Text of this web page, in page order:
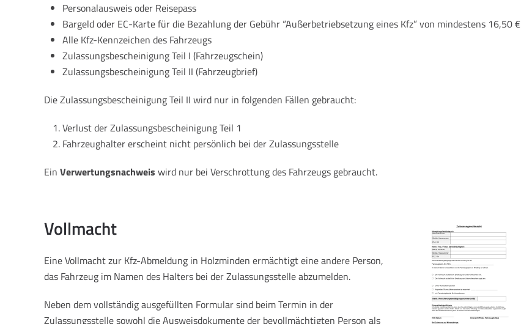
Personalausweis oder Reisepass
Bargeld oder EC-Karte für die Bezahlung der Gebühr “Außerbetriebsetzung eines Kfz” von mindestens 16,50 €
Alle Kfz-Kennzeichen des Fahrzeugs
Zulassungsbescheinigung Teil I (Fahrzeugschein)
Zulassungsbescheinigung Teil II (Fahrzeugbrief)
Die Zulassungsbescheinigung Teil II wird nur in folgenden Fällen gebraucht:
Verlust der Zulassungsbescheinigung Teil 1
Fahrzeughalter erscheint nicht persönlich bei der Zulassungsstelle
Ein Verwertungsnachweis wird nur bei Verschrottung des Fahrzeugs gebraucht.
Vollmacht
Eine Vollmacht zur Kfz-Abmeldung in Holzminden ermächtigt eine andere Person,
das Fahrzeug im Namen des Halters bei der Zulassungsstelle abzumelden.
Neben dem vollständig ausgefüllten Formular sind beim Termin in der
Zulassungsstelle sowohl die Ausweisdokumente der bevollmächtigten Person als